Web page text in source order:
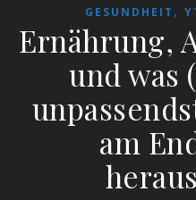
GESUNDHEIT ,
Ernährung,
und was
am